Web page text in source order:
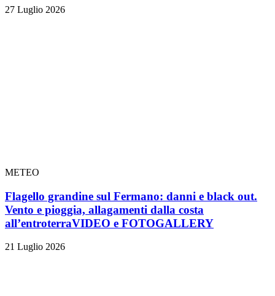
27 Luglio 2026
METEO
Flagello grandine sul Fermano: danni e black out.
Vento e pioggia, allagamenti dalla costa
all’entroterraVIDEO e FOTOGALLERY
21 Luglio 2026